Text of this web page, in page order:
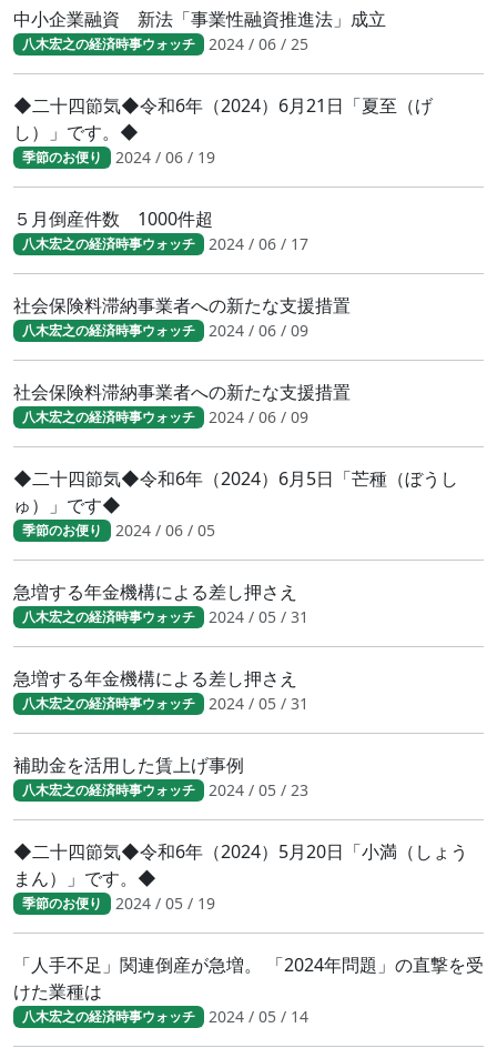
中小企業融資 新法「事業性融資推進法」成立
八木宏之の経済時事ウォッチ 2024 / 06 / 25
◆二十四節気◆令和6年（2024）6月21日「夏至（げ
し）」です。◆
季節のお便り 2024 / 06 / 19
５月倒産件数 1000件超
八木宏之の経済時事ウォッチ 2024 / 06 / 17
社会保険料滞納事業者への新たな支援措置
八木宏之の経済時事ウォッチ 2024 / 06 / 09
社会保険料滞納事業者への新たな支援措置
八木宏之の経済時事ウォッチ 2024 / 06 / 09
◆二十四節気◆令和6年（2024）6月5日「芒種（ぼうし
ゅ）」です◆
季節のお便り 2024 / 06 / 05
急増する年金機構による差し押さえ
八木宏之の経済時事ウォッチ 2024 / 05 / 31
急増する年金機構による差し押さえ
八木宏之の経済時事ウォッチ 2024 / 05 / 31
補助金を活用した賃上げ事例
八木宏之の経済時事ウォッチ 2024 / 05 / 23
◆二十四節気◆令和6年（2024）5月20日「小満（しょう
まん）」です。◆
季節のお便り 2024 / 05 / 19
「人手不足」関連倒産が急増。 「2024年問題」の直撃を受
けた業種は
八木宏之の経済時事ウォッチ 2024 / 05 / 14